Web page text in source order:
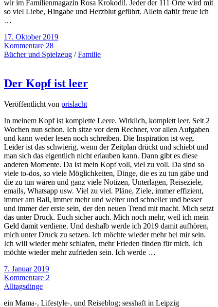
wir im Familienmagazin Rosa Krokodil. Jeder der 111 Orte wird mit
so viel Liebe, Hingabe und Herzblut geführt. Allein dafür freue ich
…
17. Oktober 2019
Kommentare 28
Bücher und Spielzeug /Familie
Der Kopf ist leer
Veröffentlicht von prislacht
In meinem Kopf ist komplette Leere. Wirklich, komplett leer. Seit 2
Wochen nun schon. Ich sitze vor dem Rechner, vor allen Aufgaben
und kann weder lesen noch schreiben. Die Inspiration ist weg.
Leider ist das schwierig, wenn der Zeitplan drückt und schiebt und
man sich das eigentlich nicht erlauben kann. Dann gibt es diese
anderen Momente. Da ist mein Kopf voll, viel zu voll. Da sind so
viele to-dos, so viele Möglichkeiten, Dinge, die es zu tun gäbe und
die zu tun wären und ganz viele Notizen, Unterlagen, Reiseziele,
emails, Whatsapp usw. Viel zu viel. Pläne, Ziele, immer effizient,
immer am Ball, immer mehr und weiter und schneller und besser
und immer der erste sein, der den neuen Trend mit macht. Mich setzt
das unter Druck. Euch sicher auch. Mich noch mehr, weil ich mein
Geld damit verdiene. Und deshalb werde ich 2019 damit aufhören,
mich unter Druck zu setzen. Ich möchte wieder mehr bei mir sein.
Ich will wieder mehr schlafen, mehr Frieden finden für mich. Ich
möchte wieder mehr zufrieden sein. Ich werde …
7. Januar 2019
Kommentare 2
Alltagsdinge
ein Mama-, Lifestyle-, und Reiseblog; sesshaft in Leipzig